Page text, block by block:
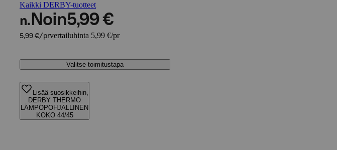
Kaikki DERBY-tuotteet
n. Noin5,99 €
5,99 €/prvertailuhinta 5,99 €/pr
Valitse toimitustapa
Lisää suosikkeihin,
DERBY THERMO
LÄMPÖPOHJALLINEN
KOKO 44/45